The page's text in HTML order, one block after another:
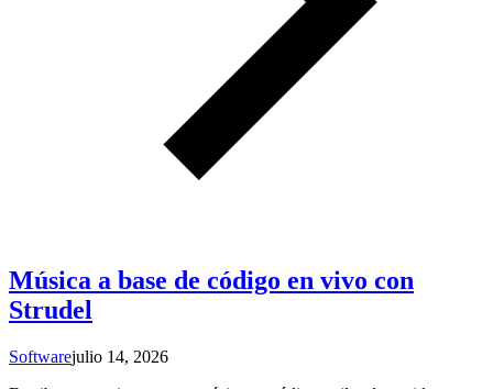
Música a base de código en vivo con
Strudel
Softwarejulio 14, 2026